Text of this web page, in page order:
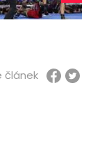
článek